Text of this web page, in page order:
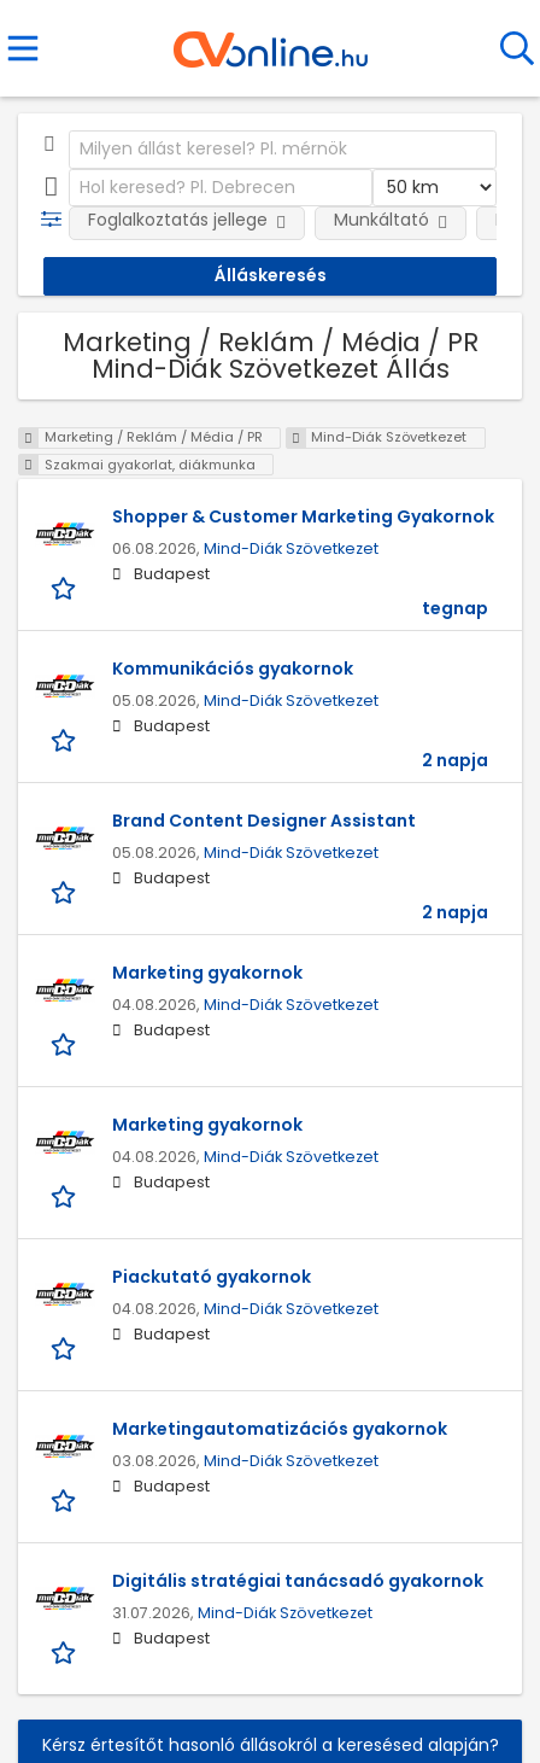
Foglalkoztatás jellege Munkáltató
Marketing / Reklám / Média / PR
Mind-Diák Szövetkezet Állás
Marketing / Reklám / Média / PR
Mind-Diák Szövetkezet
Szakmai gyakorlat, diákmunka
Shopper & Customer Marketing Gyakornok
06.08.2026, Mind-Diák Szövetkezet
Budapest
tegnap
Kommunikációs gyakornok
05.08.2026, Mind-Diák Szövetkezet
Budapest
2 napja
Brand Content Designer Assistant
05.08.2026, Mind-Diák Szövetkezet
Budapest
2 napja
Marketing gyakornok
04.08.2026, Mind-Diák Szövetkezet
Budapest
Marketing gyakornok
04.08.2026, Mind-Diák Szövetkezet
Budapest
Piackutató gyakornok
04.08.2026, Mind-Diák Szövetkezet
Budapest
Marketingautomatizációs gyakornok
03.08.2026, Mind-Diák Szövetkezet
Budapest
Digitális stratégiai tanácsadó gyakornok
31.07.2026, Mind-Diák Szövetkezet
Budapest
Kérsz értesítőt hasonló állásokról a keresésed alapján?